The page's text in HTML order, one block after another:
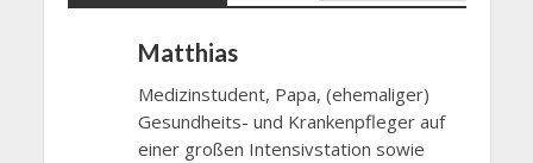
Matthias
Medizinstudent, Papa, (ehemaliger)
Gesundheits- und Krankenpfleger auf
einer großen Intensivstation sowie